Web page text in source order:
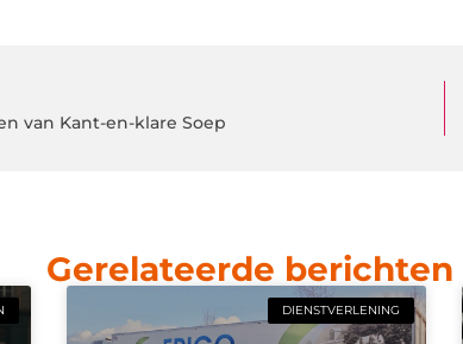
van Kant-en-klare Soep
Gerelateerde berichten
DIENSTVERLENING